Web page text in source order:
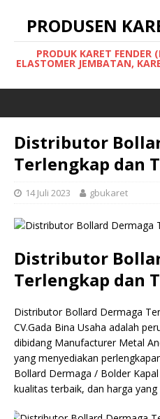
PRODUSEN
PRODUK KARET FENDER
ELASTOMER JEMBATAN,
Distributor
Terlengkap dan
14 Juli 2023 gbukaret
Distributor
Terlengkap dan
Distributor Bollard Dermaga
CV.Gada Bina Usaha adalah
dibidang Manufacturer Metal
yang menyediakan
Bollard Dermaga / Bolder
kualitas terbaik, dan harga